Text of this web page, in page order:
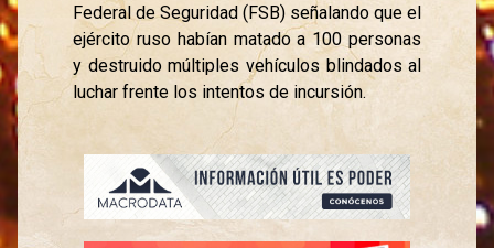
Federal de Seguridad (FSB) señalando que el
ejército ruso habían matado a 100 personas
y destruido múltiples vehículos blindados al
luchar frente los intentos de incursión.